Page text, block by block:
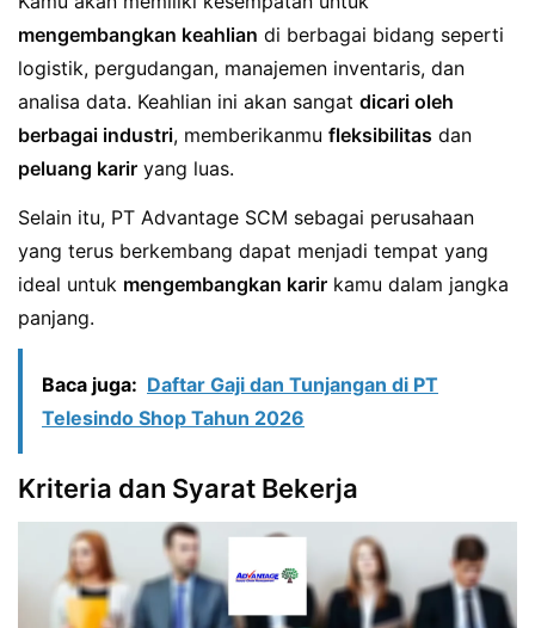
mengembangkan keahlian di berbagai bidang seperti
logistik, pergudangan, manajemen inventaris, dan
analisa data. Keahlian ini akan sangat dicari oleh
berbagai industri, memberikanmu fleksibilitas dan
peluang karir yang luas.
Selain itu, PT Advantage SCM sebagai perusahaan
yang terus berkembang dapat menjadi tempat yang
ideal untuk mengembangkan karir kamu dalam jangka
panjang.
Baca juga: Daftar Gaji dan Tunjangan di PT
Telesindo Shop Tahun 2026
Kriteria dan Syarat Bekerja